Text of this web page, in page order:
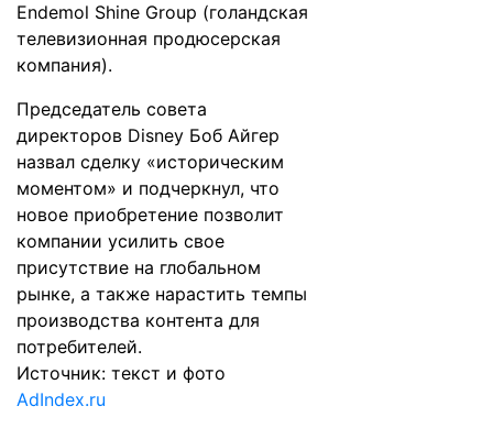
Endemol Shine Group (голандская
телевизионная продюсерская
компания).
Председатель совета
директоров Disney Боб Айгер
назвал сделку «историческим
моментом» и подчеркнул, что
новое приобретение позволит
компании усилить свое
присутствие на глобальном
рынке, а также нарастить темпы
производства контента для
потребителей.
Источник: текст и фото
AdIndex.ru